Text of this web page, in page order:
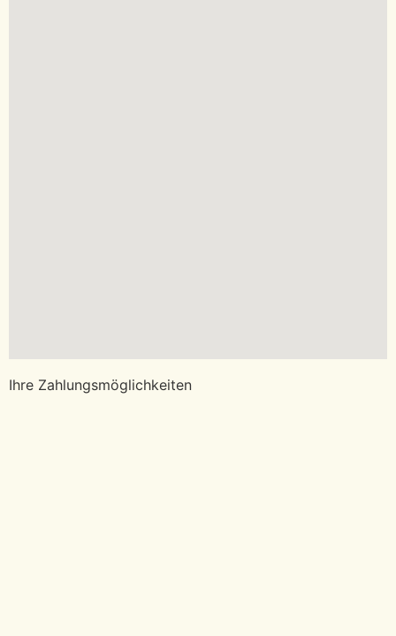
Ihre Zahlungsmöglichkeiten